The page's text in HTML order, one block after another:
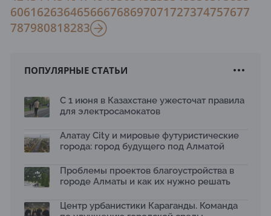
606162636465666768697071727374757677
787980818283
ПОПУЛЯРНЫЕ СТАТЬИ
С 1 июня в Казахстане ужесточат правила
для электросамокатов
Алатау City и мировые футуристические
города: город будущего под Алматой
Проблемы проектов благоустройства в
городе Алматы и как их нужно решать
Центр урбанистики Караганды. Команда